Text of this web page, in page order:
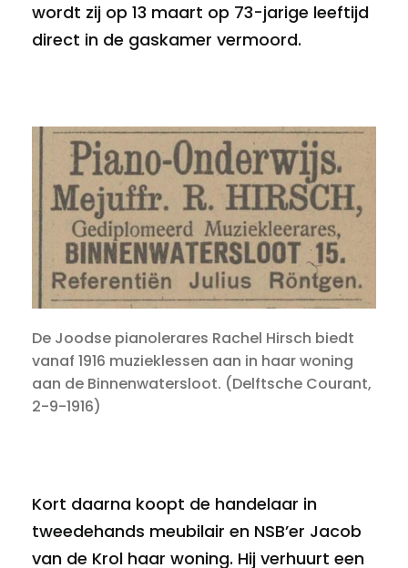
wordt zij op 13 maart op 73-jarige leeftijd
direct in de gaskamer vermoord.
De Joodse pianolerares Rachel Hirsch biedt
vanaf 1916 muzieklessen aan in haar woning
aan de Binnenwatersloot. (Delftsche Courant,
2-9-1916)
Kort daarna koopt de handelaar in
tweedehands meubilair en NSB’er Jacob
van de Krol haar woning. Hij verhuurt een